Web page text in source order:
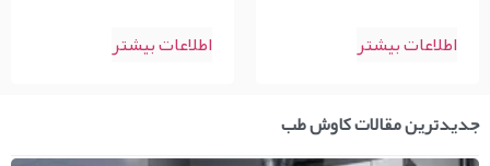
اطلاعات بیشتر اطلاعات بیشتر
جدیدترین مقالات کاوش طب